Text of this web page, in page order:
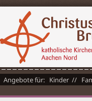
Kinder